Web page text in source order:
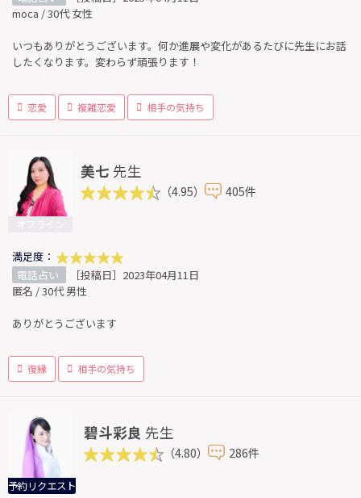
moca / 30代 女性
いつもありがとうございます。何か進展や変化があるたびに先生にお話
したくなります。変わらず頑張ります！
恋愛 複雑恋愛 相手の気持ち
美七 先生
（4.95） 405件
満足度：
電話占い
［投稿日］2023年04月11日
匿名 / 30代 男性
ありがとうございます
復縁 相手の気持ち
予約リクエスト
碧斗彩良 先生
（4.80） 286件